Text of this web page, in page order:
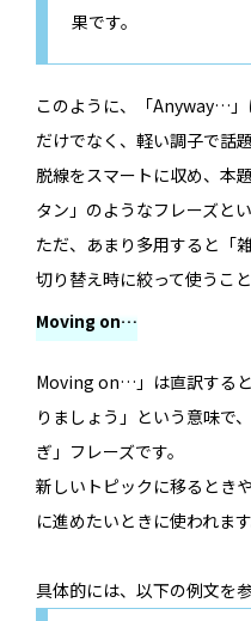
果です。
このように、「Anyway…
だけでなく、軽い調子で話
脱線をスマートに収め、本
タン」のようなフレーズとい
ただ、あまり多用すると「
切り替え時に絞って使うこ
Moving on…
Moving on…」は直訳する
りましょう」という意味で
ぎ」フレーズです。
新しいトピックに移るとき
に進めたいときに使われます
具体的には、以下の例文を